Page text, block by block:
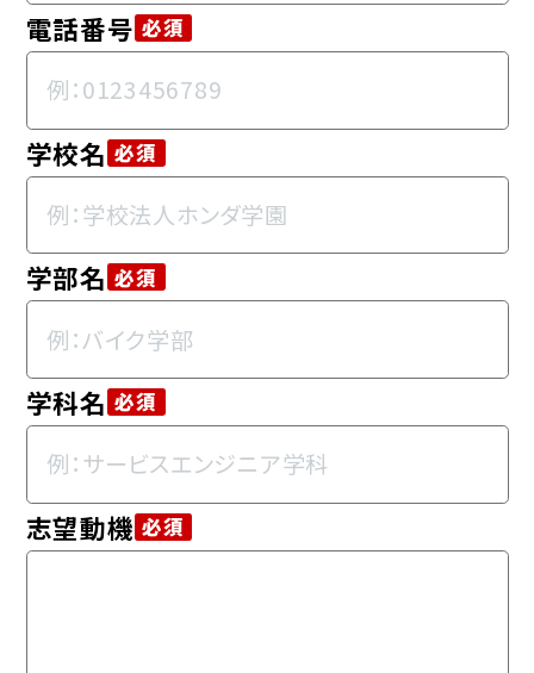
電話番号 必須
学校名 必須
学部名 必須
学科名 必須
志望動機 必須